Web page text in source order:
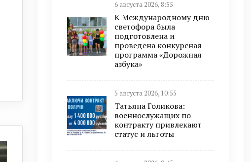
6 августа 2026, 8:55
К Международному дню
светофора была
подготовлена и
проведена конкурсная
программа «Дорожная
азбука»
5 августа 2026, 10:55
Татьяна Голикова:
военнослужащих по
контракту привлекают
статус и льготы